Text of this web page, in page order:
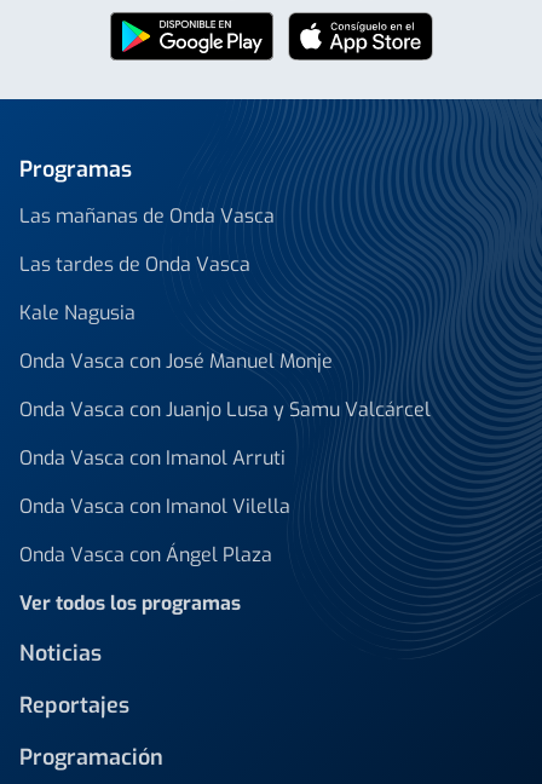
Programas
Las mañanas de Onda Vasca
Las tardes de Onda Vasca
Kale Nagusia
Onda Vasca con José Manuel Monje
Onda Vasca con Juanjo Lusa y Samu Valcárcel
Onda Vasca con Imanol Arruti
Onda Vasca con Imanol Vilella
Onda Vasca con Ángel Plaza
Ver todos los programas
Noticias
Reportajes
Programación